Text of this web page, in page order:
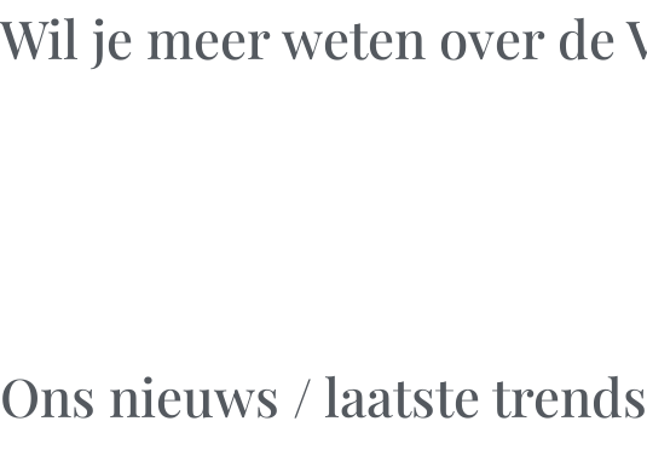
Wil je meer weten over de
Ons nieuws / laatste trends